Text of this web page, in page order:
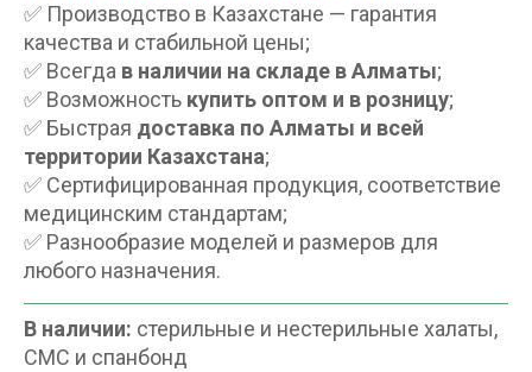
✅ Производство в Казахстане — гарантия
качества и стабильной цены;
✅ Всегда в наличии на складе в Алматы;
✅ Возможность купить оптом и в розницу;
✅ Быстрая доставка по Алматы и всей
территории Казахстана;
✅ Сертифицированная продукция, соответствие
медицинским стандартам;
✅ Разнообразие моделей и размеров для
любого назначения.
В наличии: стерильные и нестерильные халаты,
СМС и спанбонд